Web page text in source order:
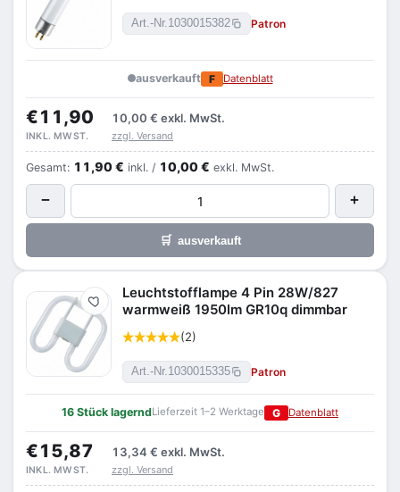
Art.-Nr.1030015382 Patron
ausverkauft F Datenblatt
€11,90 10,00 € exkl. MwSt.
INKL. MWST. zzgl. Versand
Gesamt: 11,90 € inkl. / 10,00 € exkl. MwSt.
− +
🛒 ausverkauft
Merken
Leuchtstofflampe 4 Pin 28W/827
warmweiß 1950lm GR10q dimmbar
(2)
Art.-Nr.1030015335 Patron
16 Stück lagerndLieferzeit 1–2 Werktage G Datenblatt
€15,87 13,34 € exkl. MwSt.
INKL. MWST. zzgl. Versand